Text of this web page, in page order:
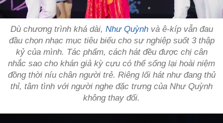
Dù chương trình khá dài, Như Quỳnhvà ê-kíp vẫn đau
đầu chọn nhạc mục tiêu biểu cho sự nghiệp suốt 3 thập
kỷ của mình. Tác phẩm, cách hát đều được chị cân
nhắc sao cho khán giả kỳ cựu có thể sống lại hoài niệm
đồng thời níu chân người trẻ. Riêng lối hát như đang thủ
thỉ, tâm tình với người nghe đặc trưng của Như Quỳnh
không thay đổi.